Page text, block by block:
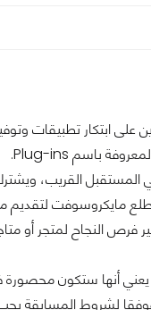
ابتكار تطبيقات
المستقبل القريب،